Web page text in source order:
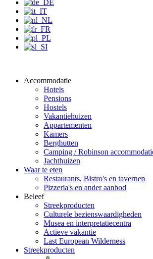
Accommodatie
Hotels
Pensions
Hostels
Vakantiehuizen
Appartementen
Kamers
Berghutten
Camping / Robinson
Jachthuizen
Waar te eten
Restaurants, Bistro's en tavernen
Pizzeria's en ander aanbod
Beleef
Streekproducten
Culturele bezienswaardigheden
Musea en interpretatiecentra
Actieve vakantie
Last European Wilderness
Streekproducten